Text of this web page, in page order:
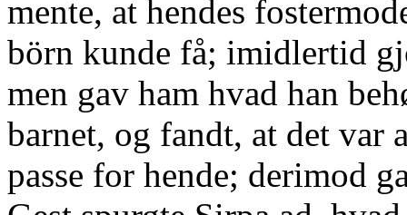
mente, at hendes
börn kunde få; imidlertid
men gav ham hvad han
barnet, og fandt, at det
passe for hende; derimod